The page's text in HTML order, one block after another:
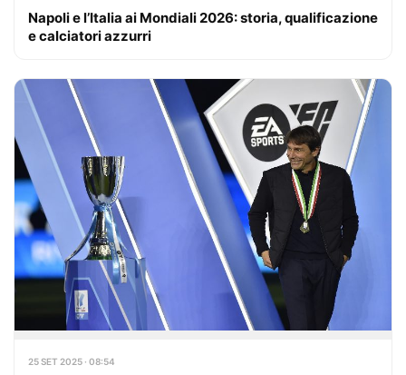
Napoli e l’Italia ai Mondiali 2026: storia, qualificazione
e calciatori azzurri
25 SET 2025 · 08:54